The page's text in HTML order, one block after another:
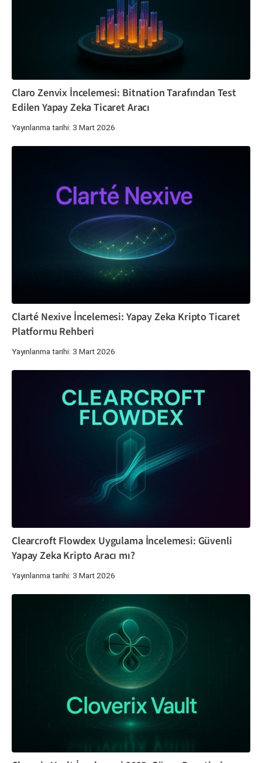
Claro Zenvix İncelemesi: Bitnation Tarafından Test
Edilen Yapay Zeka Ticaret Aracı
Yayınlanma tarihi: 3 Mart 2026
Clarté Nexive İncelemesi: Yapay Zeka Kripto Ticaret
Platformu Rehberi
Yayınlanma tarihi: 3 Mart 2026
Clearcroft Flowdex Uygulama İncelemesi: Güvenli
Yapay Zeka Kripto Aracı mı?
Yayınlanma tarihi: 3 Mart 2026